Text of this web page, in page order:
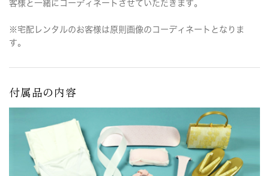
客様と一緒にコーディネートさせていただきます。
※宅配レンタルのお客様は原則画像のコーディネートとなりま
す。
付属品の内容